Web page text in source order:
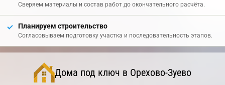
Сверяем материалы и состав работ до окончательного расчёта.
Планируем строительство
Согласовываем подготовку участка и последовательность этапов.
Дома под ключ в Орехово-Зуево